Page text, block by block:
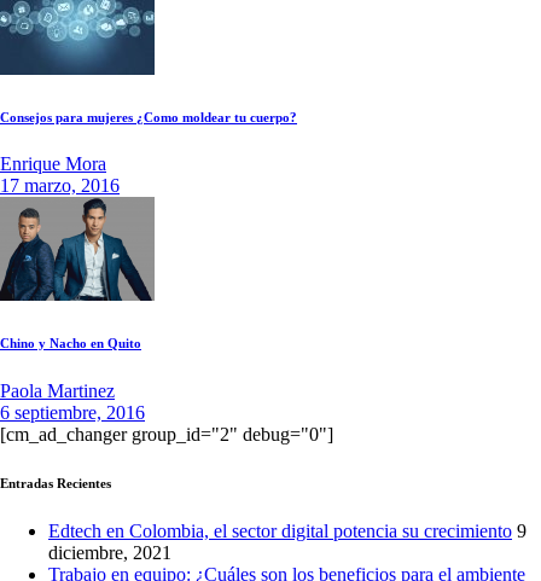
Consejos para mujeres ¿Como moldear tu cuerpo?
Enrique Mora
17 marzo, 2016
Chino y Nacho en Quito
Paola Martinez
6 septiembre, 2016
[cm_ad_changer group_id="2" debug="0"]
Entradas Recientes
Edtech en Colombia, el sector digital potencia su crecimiento 9
diciembre, 2021
Trabajo en equipo: ¿Cuáles son los beneficios para el ambiente